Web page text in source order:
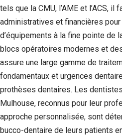
tels que la CMU, l’AME et l’ACS,
administratives et financières
d’équipements à la fine pointe de
blocs opératoires modernes et
assure une large gamme de
fondamentaux et urgences
prothèses dentaires. Les
Mulhouse, reconnus pour leur
approche personnalisée, sont
bucco-dentaire de leurs patients
Nécessaire
Ces cookies ne
sont pas
facultatifs. Ils
sont
fonctionnement
du site Web.